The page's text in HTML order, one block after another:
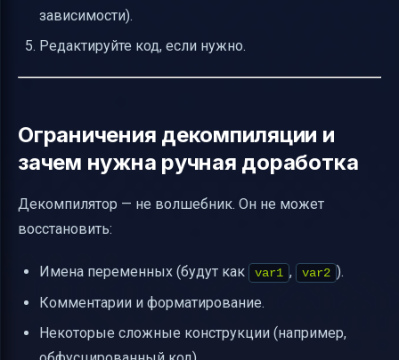
зависимости).
Редактируйте код, если нужно.
Ограничения декомпиляции и
зачем нужна ручная доработка
Декомпилятор — не волшебник. Он не может
восстановить:
Имена переменных (будут как var1 , var2 ).
Комментарии и форматирование.
Некоторые сложные конструкции (например,